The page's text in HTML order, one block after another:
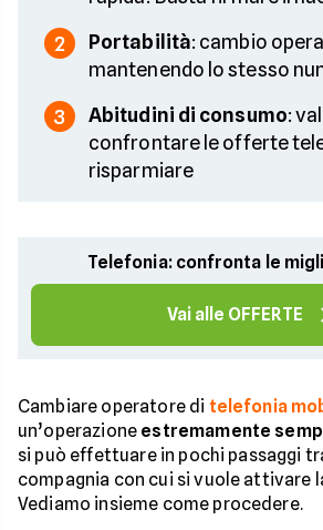
2 Portabilità: cambio
mantenendo lo stesso
3 Abitudini di consumo:
confrontare le offerte
risparmiare
Telefonia: confronta le
Vai alle OFFERTE
Cambiare operatore di telefonia
un’operazione estremamente
si può effettuare in pochi passaggi
compagnia con cui si vuole attivare
Vediamo insieme come procedere.